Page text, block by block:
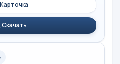
Карточка
Скачать